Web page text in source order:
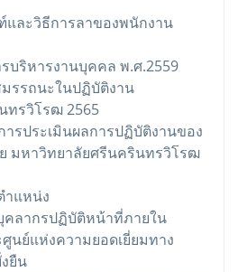
ละวิธีการลาของพนักงาน
บริหารงานบุคคล พ.ศ.2559
รรถนะในปฏิบัติงาน
ทรวิโรฒ 2565
รประเมินผลการปฏิบัติงานของ
มหาวิทยาลัยศรีนครินทรวิโรฒ
ำแหน่ง
คลากรปฏิบัติหน้าที่ภายใน
ย์แห่งความยอดเยี่ยมทาง
ยืน